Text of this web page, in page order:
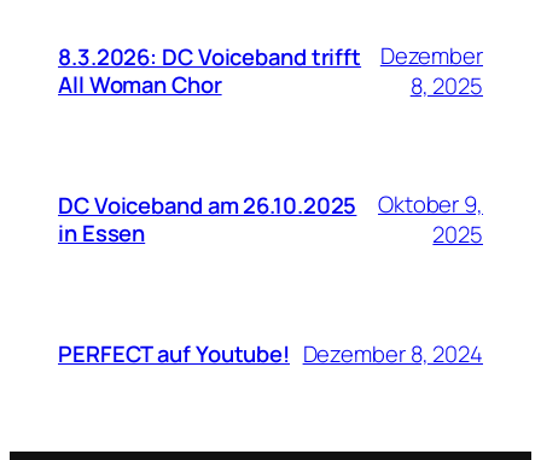
8.3.2026: DC Voiceband trifft
All Woman Chor
Dezember
8, 2025
DC Voiceband am 26.10.2025
in Essen
Oktober 9,
2025
PERFECT auf Youtube! Dezember 8, 2024